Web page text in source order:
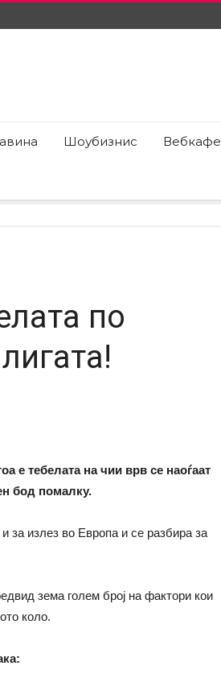
Шоубизнис Вебкафе
по
е тебелата на чии врв се наоѓаат
бод помалку.
за излез во Европа и се разбира за
зема голем број на фактори кои
коло.